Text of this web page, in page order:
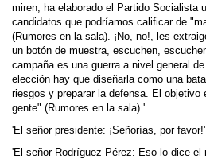
miren, ha elaborado el Partido Socialista
candidatos que podríamos calificar de
(Rumores en la sala). ¡No, no!, les
un botón de muestra, escuchen,
campaña es una guerra a nivel general
elección hay que diseñarla como una
riesgos y preparar la defensa. El objetivo
gente" (Rumores en la sala).'
'El señor presidente: ¡Señorías, por favor!'
'El señor Rodríguez Pérez: Eso lo dice el